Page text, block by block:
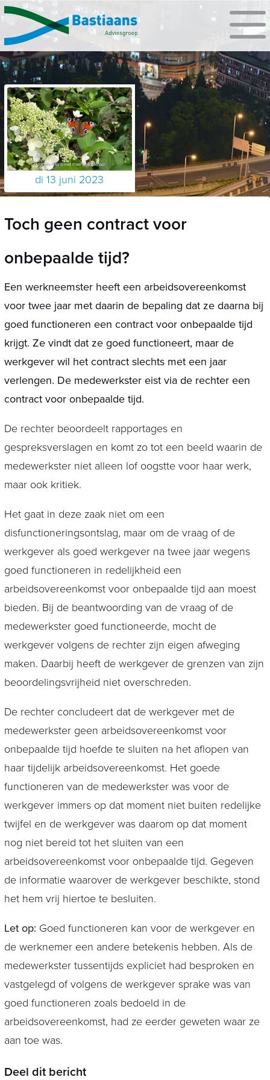
di 13 juni 2023
Toch geen contract voor
onbepaalde tijd?
Een werkneemster heeft een arbeidsovereenkomst
voor twee jaar met daarin de bepaling dat ze daarna bij
goed functioneren een contract voor onbepaalde tijd
krijgt. Ze vindt dat ze goed functioneert, maar de
werkgever wil het contract slechts met een jaar
verlengen. De medewerkster eist via de rechter een
contract voor onbepaalde tijd.
De rechter beoordeelt rapportages en
gespreksverslagen en komt zo tot een beeld waarin de
medewerkster niet alleen lof oogstte voor haar werk,
maar ook kritiek.
Het gaat in deze zaak niet om een
disfunctioneringsontslag, maar om de vraag of de
werkgever als goed werkgever na twee jaar wegens
goed functioneren in redelijkheid een
arbeidsovereenkomst voor onbepaalde tijd aan moest
bieden. Bij de beantwoording van de vraag of de
medewerkster goed functioneerde, mocht de
werkgever volgens de rechter zijn eigen afweging
maken. Daarbij heeft de werkgever de grenzen van zijn
beoordelingsvrijheid niet overschreden.
De rechter concludeert dat de werkgever met de
medewerkster geen arbeidsovereenkomst voor
onbepaalde tijd hoefde te sluiten na het aflopen van
haar tijdelijk arbeidsovereenkomst. Het goede
functioneren van de medewerkster was voor de
werkgever immers op dat moment niet buiten redelijke
twijfel en de werkgever was daarom op dat moment
nog niet bereid tot het sluiten van een
arbeidsovereenkomst voor onbepaalde tijd. Gegeven
de informatie waarover de werkgever beschikte, stond
het hem vrij hiertoe te besluiten.
Let op: Goed functioneren kan voor de werkgever en
de werknemer een andere betekenis hebben. Als de
medewerkster tussentijds expliciet had besproken en
vastgelegd of volgens de werkgever sprake was van
goed functioneren zoals bedoeld in de
arbeidsovereenkomst, had ze eerder geweten waar ze
aan toe was.
Deel dit bericht